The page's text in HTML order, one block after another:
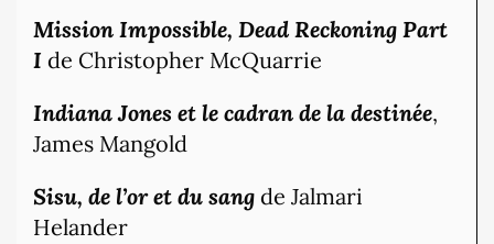
Mission Impossible, Dead Reckoning Part
I de Christopher McQuarrie
Indiana Jones et le cadran de la destinée,
James Mangold
Sisu, de l’or et du sang de Jalmari
Helander